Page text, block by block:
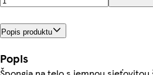
Popis produktu
Popis